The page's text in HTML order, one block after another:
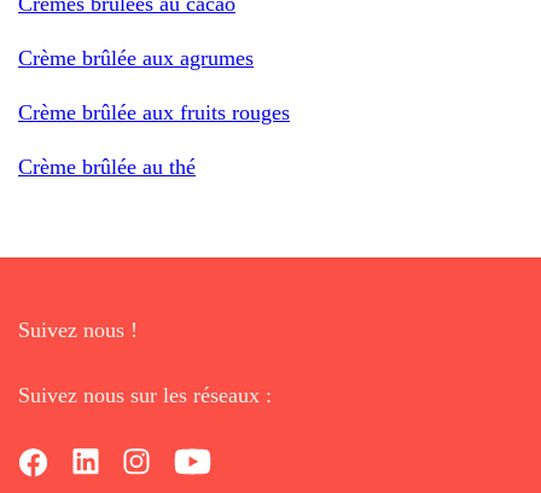
Crème brûlée aux agrumes
Crème brûlée aux fruits rouges
Crème brûlée au thé
Suivez nous !
Suivez nous sur les réseaux :